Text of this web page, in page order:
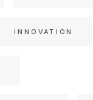
INNOVATION